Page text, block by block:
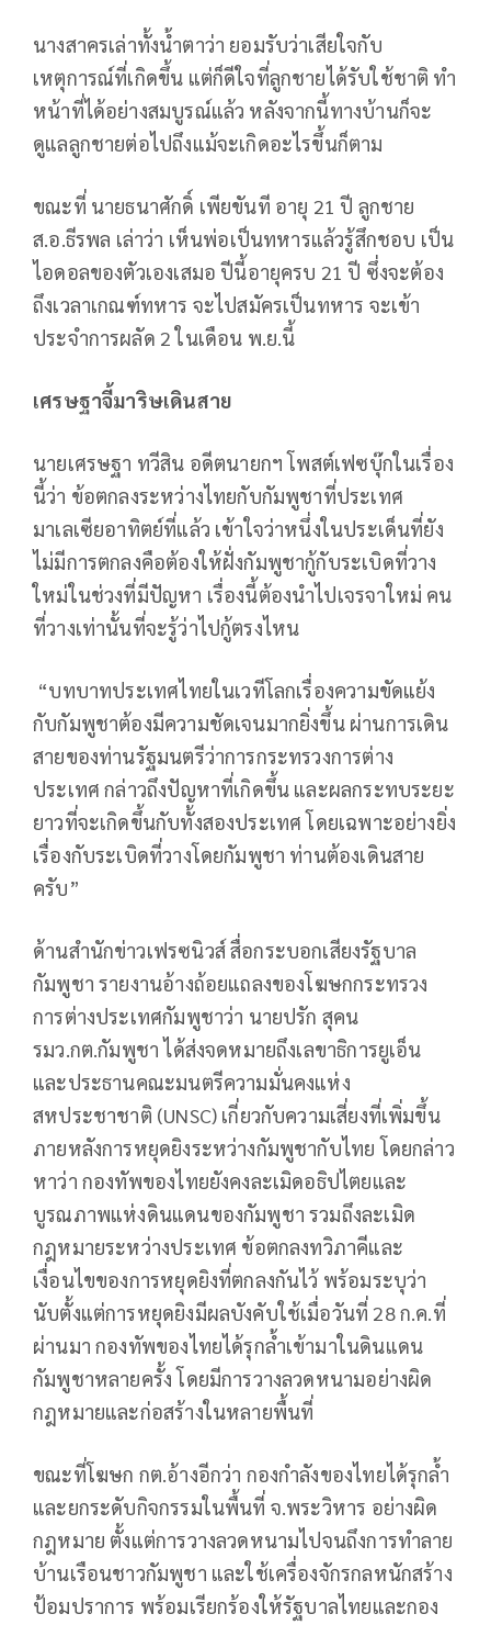
นางสาครเล่าทั้งน้ำตาว่า ยอมรับว่าเสียใจกับ
เหตุการณ์ที่เกิดขึ้น แต่ก็ดีใจที่ลูกชายได้รับใช้ชาติ ทำ
หน้าที่ได้อย่างสมบูรณ์แล้ว หลังจากนี้ทางบ้านก็จะ
ดูแลลูกชายต่อไปถึงแม้จะเกิดอะไรขึ้นก็ตาม
ขณะที่ นายธนาศักดิ์ เพียขันที อายุ 21 ปี ลูกชาย
ส.อ.ธีรพล เล่าว่า เห็นพ่อเป็นทหารแล้วรู้สึกชอบ เป็น
ไอดอลของตัวเองเสมอ ปีนี้อายุครบ 21 ปี ซึ่งจะต้อง
ถึงเวลาเกณฑ์ทหาร จะไปสมัครเป็นทหาร จะเข้า
ประจำการผลัด 2 ในเดือน พ.ย.นี้
เศรษฐาจี้มาริษเดินสาย
นายเศรษฐา ทวีสิน อดีตนายกฯ โพสต์เฟซบุ๊กในเรื่อง
นี้ว่า ข้อตกลงระหว่างไทยกับกัมพูชาที่ประเทศ
มาเลเซียอาทิตย์ที่แล้ว เข้าใจว่าหนึ่งในประเด็นที่ยัง
ไม่มีการตกลงคือต้องให้ฝั่งกัมพูชากู้กับระเบิดที่วาง
ใหม่ในช่วงที่มีปัญหา เรื่องนี้ต้องนำไปเจรจาใหม่ คน
ที่วางเท่านั้นที่จะรู้ว่าไปกู้ตรงไหน
“บทบาทประเทศไทยในเวทีโลกเรื่องความขัดแย้ง
กับกัมพูชาต้องมีความชัดเจนมากยิ่งขึ้น ผ่านการเดิน
สายของท่านรัฐมนตรีว่าการกระทรวงการต่าง
ประเทศ กล่าวถึงปัญหาที่เกิดขึ้น และผลกระทบระยะ
ยาวที่จะเกิดขึ้นกับทั้งสองประเทศ โดยเฉพาะอย่างยิ่ง
เรื่องกับระเบิดที่วางโดยกัมพูชา ท่านต้องเดินสาย
ครับ”
ด้านสำนักข่าวเฟรซนิวส์ สื่อกระบอกเสียงรัฐบาล
กัมพูชา รายงานอ้างถ้อยแถลงของโฆษกกระทรวง
การต่างประเทศกัมพูชาว่า นายปรัก สุคน
รมว.กต.กัมพูชา ได้ส่งจดหมายถึงเลขาธิการยูเอ็น
และประธานคณะมนตรีความมั่นคงแห่ง
สหประชาชาติ (UNSC) เกี่ยวกับความเสี่ยงที่เพิ่มขึ้น
ภายหลังการหยุดยิงระหว่างกัมพูชากับไทย โดยกล่าว
หาว่า กองทัพของไทยยังคงละเมิดอธิปไตยและ
บูรณภาพแห่งดินแดนของกัมพูชา รวมถึงละเมิด
กฎหมายระหว่างประเทศ ข้อตกลงทวิภาคีและ
เงื่อนไขของการหยุดยิงที่ตกลงกันไว้ พร้อมระบุว่า
นับตั้งแต่การหยุดยิงมีผลบังคับใช้เมื่อวันที่ 28 ก.ค.ที่
ผ่านมา กองทัพของไทยได้รุกล้ำเข้ามาในดินแดน
กัมพูชาหลายครั้ง โดยมีการวางลวดหนามอย่างผิด
กฎหมายและก่อสร้างในหลายพื้นที่
ขณะที่โฆษก กต.อ้างอีกว่า กองกำลังของไทยได้รุกล้ำ
และยกระดับกิจกรรมในพื้นที่ จ.พระวิหาร อย่างผิด
กฎหมาย ตั้งแต่การวางลวดหนามไปจนถึงการทำลาย
บ้านเรือนชาวกัมพูชา และใช้เครื่องจักรกลหนักสร้าง
ป้อมปราการ พร้อมเรียกร้องให้รัฐบาลไทยและกอง